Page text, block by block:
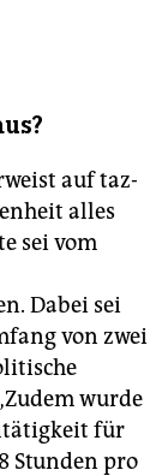
auf taz-
alles
sei vom
Dabei sei
von zwei
wurde
für
Stunden pro